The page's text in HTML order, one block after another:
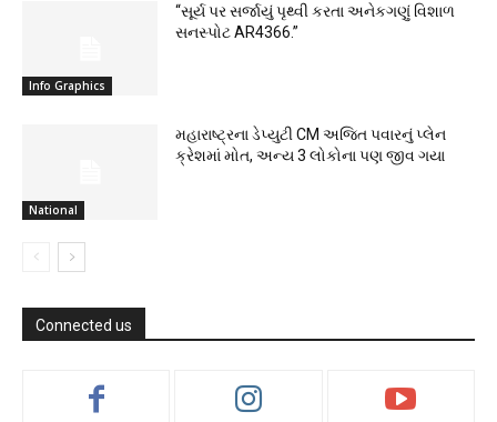
Info Graphics
“સૂર્ય પર સર્જાયું પૃથ્વી કરતા અનેકગણું વિશાળ
સનસ્પોટ AR4366.”
National
મહારાષ્ટ્રના ડેપ્યુટી CM અજિત પવારનું પ્લેન
ક્રેશમાં મોત, અન્ય 3 લોકોના પણ જીવ ગયા
Connected us